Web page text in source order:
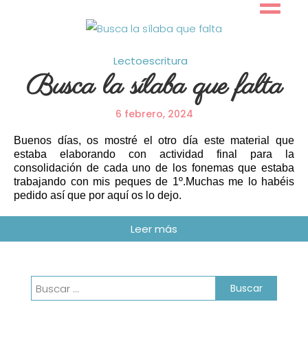
Lectoescritura
Busca la sílaba que falta
6 febrero, 2024
Buenos días, os mostré el otro día este material que
estaba elaborando con actividad final para la
consolidación de cada uno de los fonemas que estaba
trabajando con mis peques de 1º.Muchas me lo habéis
pedido así que por aquí os lo dejo.
Buscar: